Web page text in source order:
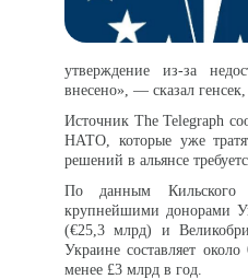
утверждение из-за
внесено», — сказал
Источник The Telegraph
НАТО, которые уже
решений в альянсе
По данным Кильского
крупнейшими донорами
(€25,3 млрд) и
Украине составляет
менее £3 млрд в год.